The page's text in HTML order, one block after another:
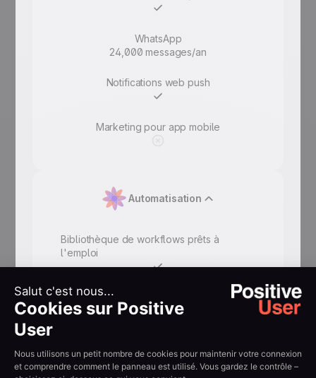
WhatsApp
24,000 messages/an
Notifications web push
Marketing pour app mobile
Automatisation
Bibliothèque de workflows prêts à
l'emploi
Workflows personnalisés
Jusqu'à 20
Studio